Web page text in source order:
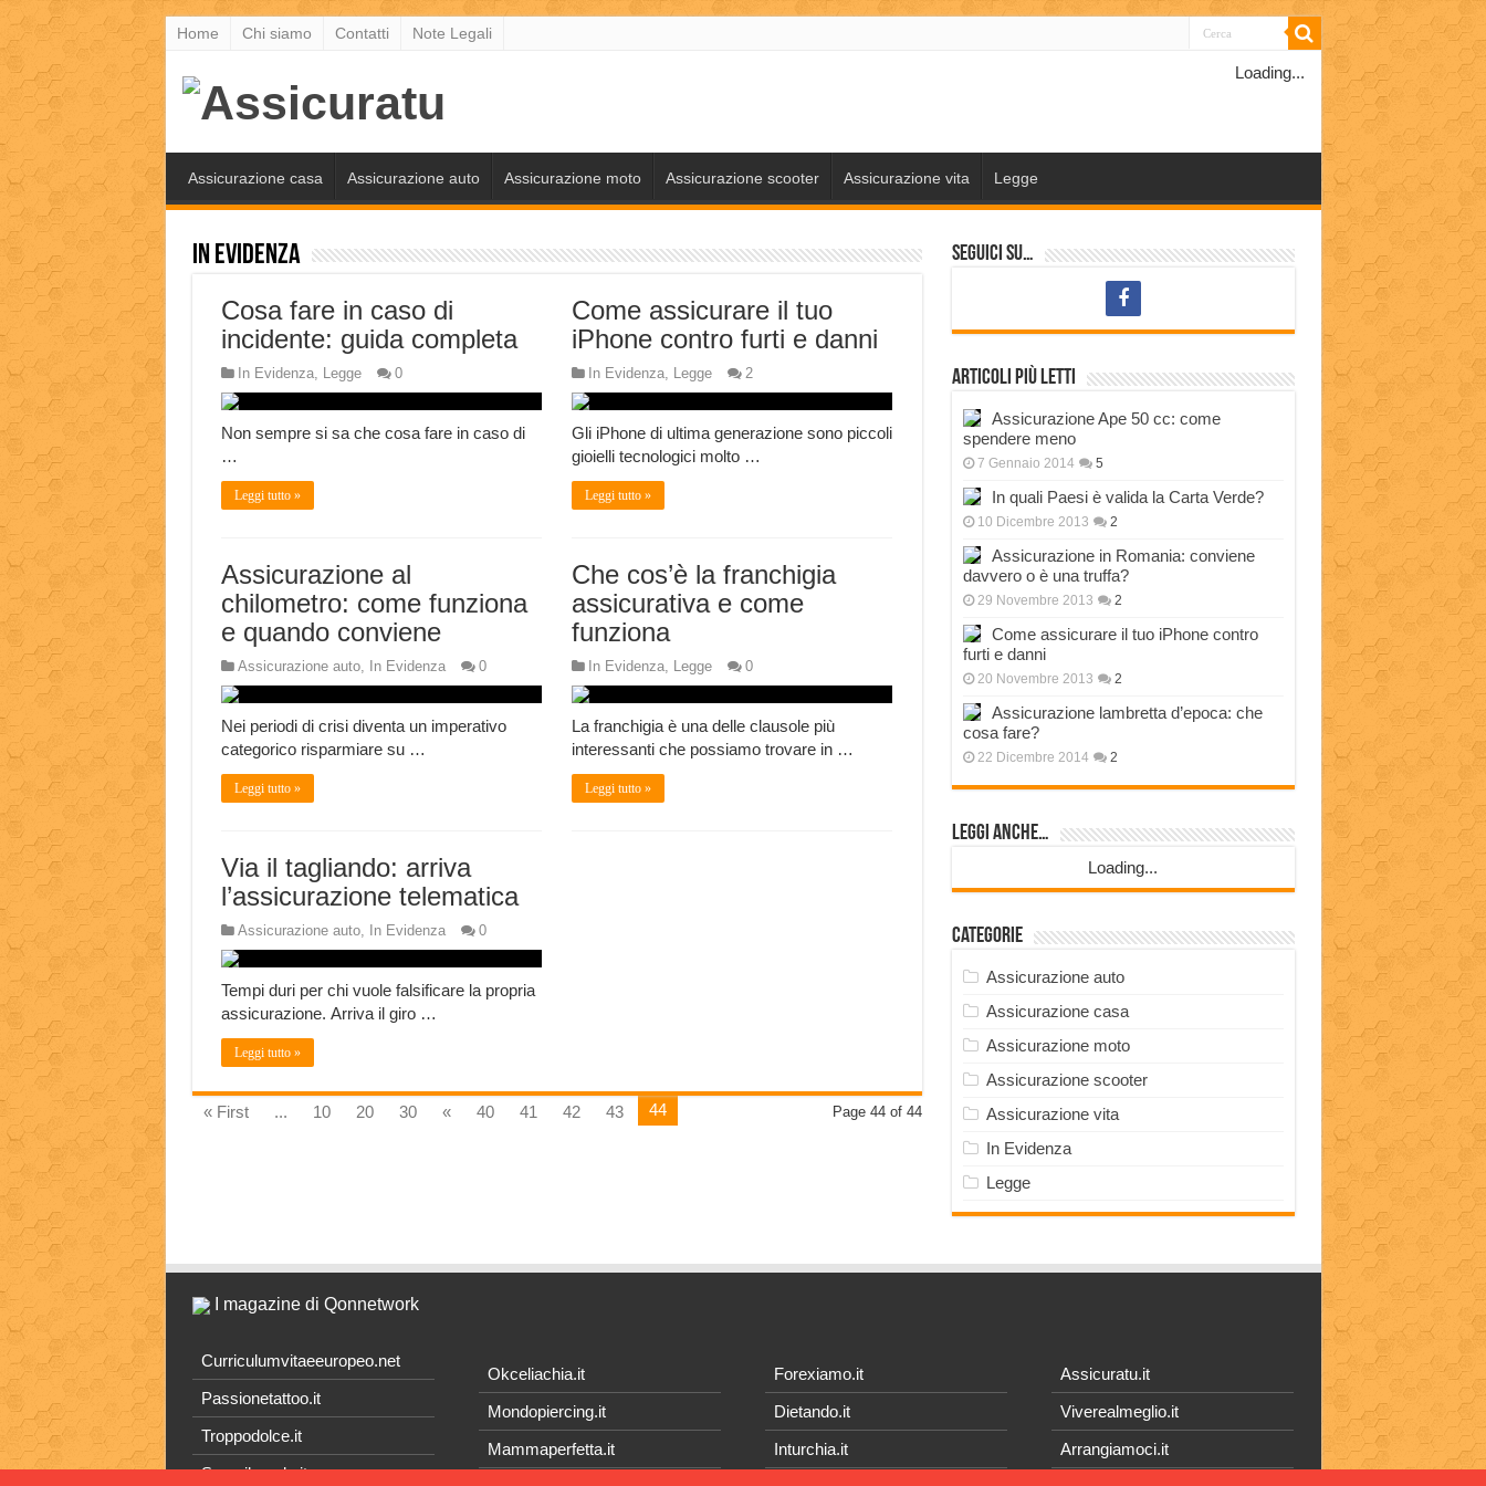
Home Chi siamo Contatti Note Legali
Loading...
Assicurazione casa Assicurazione auto Assicurazione moto Assicurazione scooter Assicurazione vita Legge
In Evidenza
Cosa fare in caso di
incidente: guida completa
In Evidenza, Legge 0
Non sempre si sa che cosa fare in caso di
…
Leggi tutto »
Come assicurare il tuo
iPhone contro furti e danni
In Evidenza, Legge 2
Gli iPhone di ultima generazione sono piccoli
gioielli tecnologici molto …
Leggi tutto »
Assicurazione al
chilometro: come funziona
e quando conviene
Assicurazione auto, In Evidenza 0
Nei periodi di crisi diventa un imperativo
categorico risparmiare su …
Leggi tutto »
Che cos’è la franchigia
assicurativa e come
funziona
In Evidenza, Legge 0
La franchigia è una delle clausole più
interessanti che possiamo trovare in …
Leggi tutto »
Via il tagliando: arriva
l’assicurazione telematica
Assicurazione auto, In Evidenza 0
Tempi duri per chi vuole falsificare la propria
assicurazione. Arriva il giro …
Leggi tutto »
Page 44 of 44
« First ... 10 20 30 « 40 41 42 43 44
Seguici su…
Articoli più letti
Assicurazione Ape 50 cc: come
spendere meno
7 Gennaio 2014 5
In quali Paesi è valida la Carta Verde?
10 Dicembre 2013 2
Assicurazione in Romania: conviene
davvero o è una truffa?
29 Novembre 2013 2
Come assicurare il tuo iPhone contro
furti e danni
20 Novembre 2013 2
Assicurazione lambretta d’epoca: che
cosa fare?
22 Dicembre 2014 2
Leggi anche…
Loading...
Categorie
Assicurazione auto
Assicurazione casa
Assicurazione moto
Assicurazione scooter
Assicurazione vita
In Evidenza
Legge
I magazine di Qonnetwork
Curriculumvitaeeuropeo.net
Passionetattoo.it
Troppodolce.it
Scoprilamela.it
Okceliachia.it
Mondopiercing.it
Mammaperfetta.it
Forexiamo.it
Dietando.it
Inturchia.it
Assicuratu.it
Viverealmeglio.it
Arrangiamoci.it